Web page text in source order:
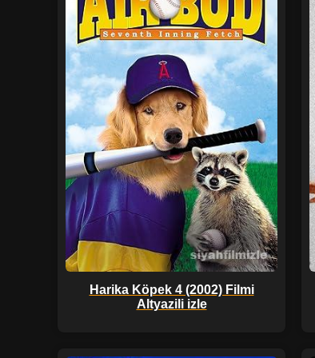
Harika Köpek 4 (2002) Filmi
Altyazili izle